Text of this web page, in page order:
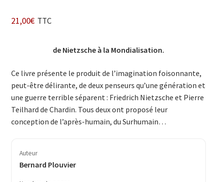
21,00€ TTC
de Nietzsche à la Mondialisation.
Ce livre présente le produit de l’imagination foisonnante,
peut-être délirante, de deux penseurs qu’une génération et
une guerre terrible séparent : Frie­drich Nietzsche et Pierre
Teilhard de Chardin. Tous deux ont proposé leur
conception de l’après-humain, du Sur­humain…
Auteur
Bernard Plouvier